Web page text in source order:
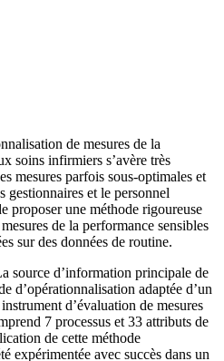
de mesures de la
soins infirmiers s’avère très
mesures parfois sous-optimales et
gestionnaires et le personnel
proposer une méthode rigoureuse
de la performance sensibles
sur des données de routine.
source d’information principale de
d’opérationnalisation adaptée d’un
d’évaluation de mesures
7 processus et 33 attributs de
de cette méthode
expérimentée avec succès dans un